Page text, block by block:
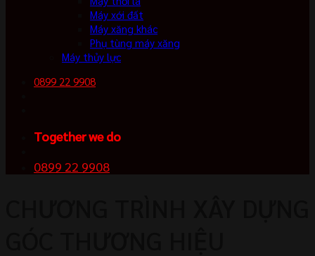
Máy xới đất
Máy xăng khác
Phụ tùng máy xăng
Máy thủy lực
0899 22 9908
Together we do
0899 22 9908